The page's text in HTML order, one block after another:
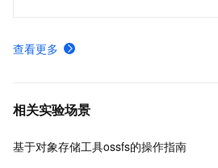
查看更多
相关实验场景
基于对象存储工具ossfs的操作指南